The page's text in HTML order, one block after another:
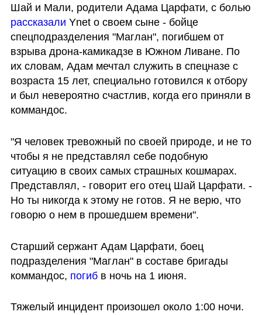
рассказали Ynet о своем сыне - бойце
спецподразделения "Маглан", погибшем от
взрыва дрона-камикадзе в Южном Ливане. По
их словам, Адам мечтал служить в спецназе с
возраста 15 лет, специально готовился к отбору
и был невероятно счастлив, когда его приняли в
коммандос.
"Я человек тревожный по своей природе, и не то
чтобы я не представлял себе подобную
ситуацию в своих самых страшных кошмарах.
Представлял, - говорит его отец Шай Царфати. -
Но ты никогда к этому не готов. Я не верю, что
говорю о нем в прошедшем времени".
Старший сержант Адам Царфати, боец
подразделения "Маглан" в составе бригады
коммандос, погиб в ночь на 1 июня.
Тяжелый инцидент произошел около 1:00 ночи.